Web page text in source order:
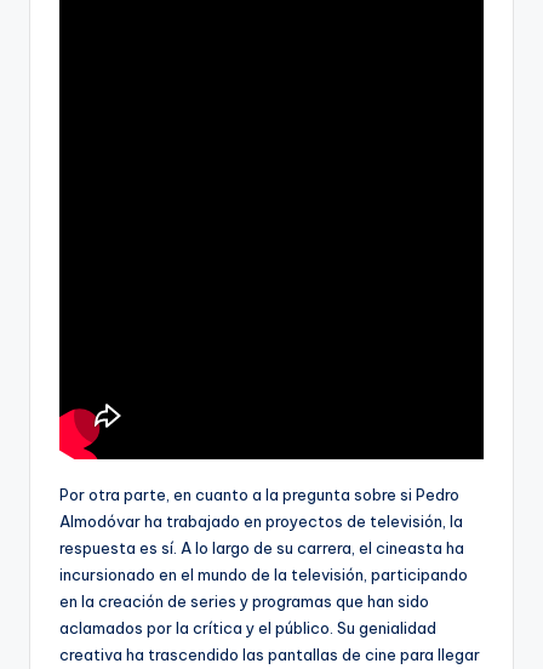
Por otra parte, en cuanto a la pregunta sobre si Pedro
Almodóvar ha trabajado en proyectos de televisión, la
respuesta es sí. A lo largo de su carrera, el cineasta ha
incursionado en el mundo de la televisión, participando
en la creación de series y programas que han sido
aclamados por la crítica y el público. Su genialidad
creativa ha trascendido las pantallas de cine para llegar